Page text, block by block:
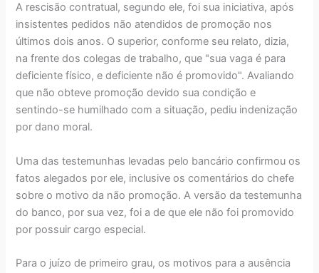
A rescisão contratual, segundo ele, foi sua iniciativa, após
insistentes pedidos não atendidos de promoção nos
últimos dois anos. O superior, conforme seu relato, dizia,
na frente dos colegas de trabalho, que "sua vaga é para
deficiente físico, e deficiente não é promovido". Avaliando
que não obteve promoção devido sua condição e
sentindo-se humilhado com a situação, pediu indenização
por dano moral.
Uma das testemunhas levadas pelo bancário confirmou os
fatos alegados por ele, inclusive os comentários do chefe
sobre o motivo da não promoção. A versão da testemunha
do banco, por sua vez, foi a de que ele não foi promovido
por possuir cargo especial.
Para o juízo de primeiro grau, os motivos para a ausência